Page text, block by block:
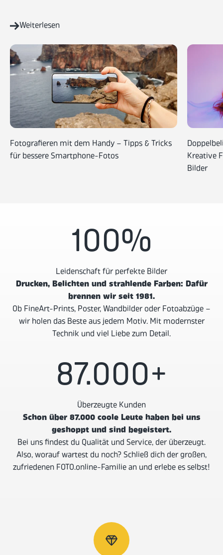
Weiterlesen
Fotografieren mit dem Handy – Tipps & Tricks
für bessere Smartphone-Fotos
Kreative
Bilder
100%
Leidenschaft für perfekte Bilder
Drucken, Belichten und strahlende Farben: Dafür
brennen wir seit 1981.
Ob FineArt-Prints, Poster, Wandbilder oder Fotoabzüge –
wir holen das Beste aus jedem Motiv. Mit modernster
Technik und viel Liebe zum Detail.
87.000+
Überzeugte Kunden
Schon über 87.000 coole Leute haben bei uns
geshoppt und sind begeistert.
Bei uns findest du Qualität und Service, der überzeugt.
Also, worauf wartest du noch? Schließ dich der großen,
zufriedenen FOTO.online-Familie an und erlebe es selbst!